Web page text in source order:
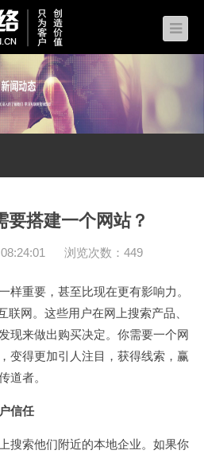
要搭建一个网站？
浏览次数：449
样重要，甚至比现在更有影响力。
联网。这些用户在网上搜索产品、
现来做出购买决定。你需要一个网
变得更加引人注目，获得线索，赢
道者。
信任
搜索他们附近的本地企业。如果你